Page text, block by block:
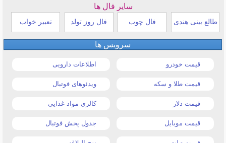
سایر فال ها
طالع بینی هندی فال چوب فال روز تولد تعبیر خواب
سرویس ها
قیمت خودرو اطلاعات دارویی
قیمت طلا و سکه ویدئوهای فوتبال
قیمت دلار کالری مواد غذایی
قیمت موبایل جدول پخش فوتبال